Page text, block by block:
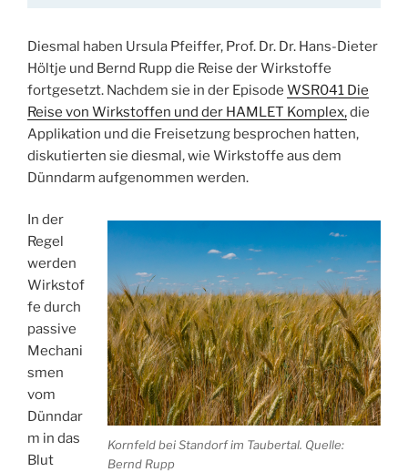
Diesmal haben Ursula Pfeiffer, Prof. Dr. Dr. Hans-Dieter
Höltje und Bernd Rupp die Reise der Wirkstoffe
fortgesetzt. Nachdem sie in der Episode WSR041 Die
Reise von Wirkstoffen und der HAMLET Komplex,die
Applikation und die Freisetzung besprochen hatten,
diskutierten sie diesmal, wie Wirkstoffe aus dem
Dünndarm aufgenommen werden.
Kornfeld bei Standorf im Taubertal. Quelle:
Bernd Rupp
In der
Regel
werden
Wirkstof
fe durch
passive
Mechani
smen
vom
Dünndar
m in das
Blut